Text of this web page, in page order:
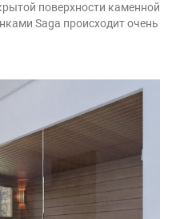
поверхности каменной
Saga происходит очень